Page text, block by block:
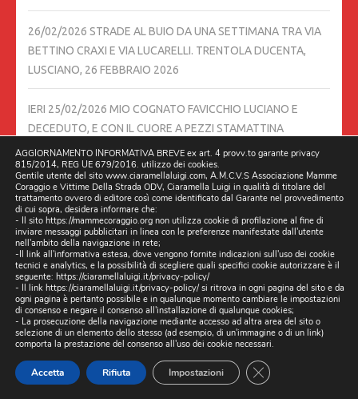
26/02/2026 STRADE AL BUIO DA UNA SETTIMANA TRA VIA
BETTINO CRAXI E VIA LUCARELLI. TRENTOLA DUCENTA,
LUSCIANO, 26 FEBBRAIO 2026
IERI 25/02/2026 MIO COGNATO FAVICCHIO LUCIANO E
DECEDUTO, E CON IL CUORE A PEZZI STAMATTINA
26/02/2026 SONO STATO A FARE QUESTO SERVIZIO,
SPERANDO DI SALVARE DELLE VITE UMANE,
2026
DIRETTA 24/02/2026 ORE 21:30 SU FACEBOOK E ALTRI
CANALI, CON DILLO A L’AVVOCATO DAVIDE TIROZZI,
FEBBRAIO 2026
TESTIMONE LA PRESIDENTE ELENA RONZULLO A.M.C.V.S.
ASSOCIAZIONE MAMME CORAGGIO E VITTIME DELLA
STRADA – ODV24 FEBBRAIO 2026
INCONTRO SCUOLA 24/02/2026 ISIS RITA LEVI MONTALCINI
AGGIORNAMENTO INFORMATIVA BREVE ex art. 4 provv.to garante privacy
815/2014, REG UE 679/2016. utilizzo dei cookies.
Gentile utente del sito www.ciaramellaluigi.com, A.M.C.V.S Associazione Mamme
Coraggio e Vittime Della Strada ODV, Ciaramella Luigi in qualità di titolare del
trattamento ovvero di editore così come identificato dal Garante nel provvedimento
di cui sopra, desidera informare che:
- Il sito https://mammecoraggio.org non utilizza cookie di profilazione al fine di
inviare messaggi pubblicitari in linea con le preferenze manifestate dall'utente
nell'ambito della navigazione in rete;
-Il link all'informativa estesa, dove vengono fornite indicazioni sull'uso dei cookie
tecnici e analytics, e la possibilità di scegliere quali specifici cookie autorizzare è il
seguente: https://ciaramellaluigi.it/privacy-policy/
- Il link https://ciaramellaluigi.it/privacy-policy/si ritrova in ogni pagina del sito e da
ogni pagina è pertanto possibile e in qualunque momento cambiare le impostazioni
di consenso e negare il consenso all'installazione di qualunque cookies;
- La prosecuzione della navigazione mediante accesso ad altra area del sito o
selezione di un elemento dello stesso (ad esempio, di un'immagine o di un link)
comporta la prestazione del consenso all'uso dei cookie necessari.
Accetta Rifiuta Impostazioni CLOSE GDPR